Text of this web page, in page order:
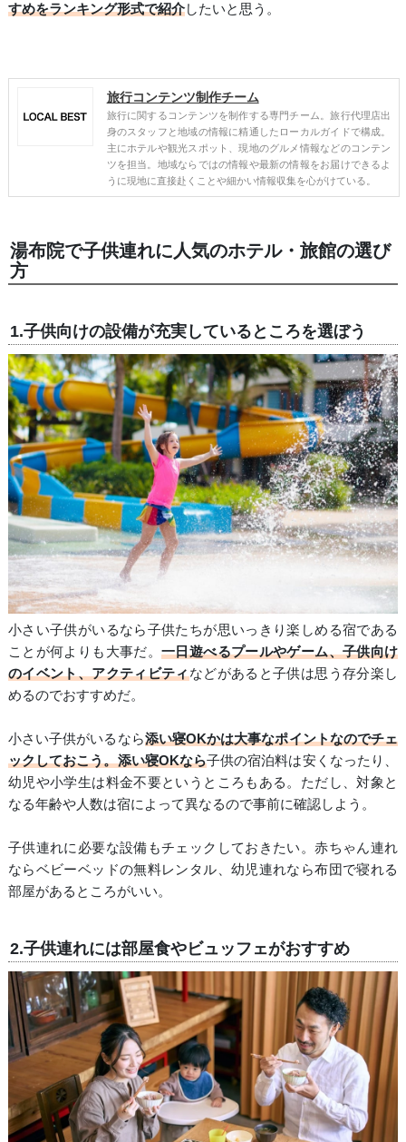
すめをランキング形式で紹介したいと思う。
旅行コンテンツ制作チーム
旅行に関するコンテンツを制作する専門チーム。旅行代理店出
身のスタッフと地域の情報に精通したローカルガイドで構成。
主にホテルや観光スポット、現地のグルメ情報などのコンテン
ツを担当。地域ならではの情報や最新の情報をお届けできるよ
うに現地に直接赴くことや細かい情報収集を心がけている。
湯布院で子供連れに人気のホテル・旅館の選び
方
1.子供向けの設備が充実しているところを選ぼう
小さい子供がいるなら子供たちが思いっきり楽しめる宿である
ことが何よりも大事だ。一日遊べるプールやゲーム、子供向け
のイベント、アクティビティなどがあると子供は思う存分楽し
めるのでおすすめだ。
小さい子供がいるなら添い寝OKかは大事なポイントなのでチェ
ックしておこう。添い寝OKなら子供の宿泊料は安くなったり、
幼児や小学生は料金不要というところもある。ただし、対象と
なる年齢や人数は宿によって異なるので事前に確認しよう。
子供連れに必要な設備もチェックしておきたい。赤ちゃん連れ
ならベビーベッドの無料レンタル、幼児連れなら布団で寝れる
部屋があるところがいい。
2.子供連れには部屋食やビュッフェがおすすめ